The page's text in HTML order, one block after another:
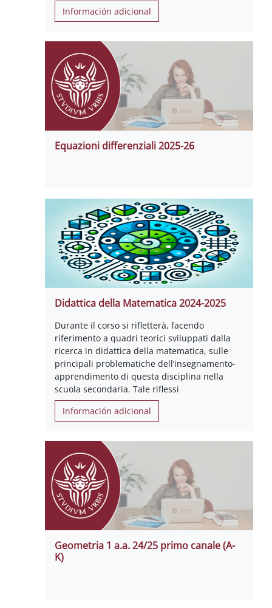
Información adicional
Equazioni differenziali 2025-26
Didattica della Matematica 2024-2025
Durante il corso si rifletterà, facendo
riferimento a quadri teorici sviluppati dalla
ricerca in didattica della matematica, sulle
principali problematiche dell’insegnamento-
apprendimento di questa disciplina nella
scuola secondaria. Tale riflessi
Información adicional
Geometria 1 a.a. 24/25 primo canale (A-
K)